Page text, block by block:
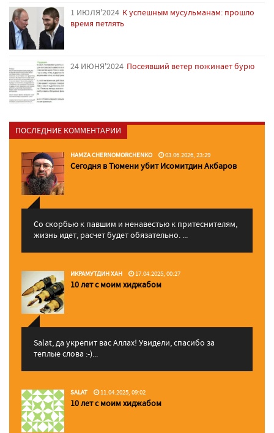
1 ИЮЛЯ'2024 К успешным мусульманам: прошло
время петлять
24 ИЮНЯ'2024 Посеявший ветер пожинает бурю
ПОСЛЕДНИЕ КОММЕНТАРИИ
HAMZA CHERNOMORCHENKO 03.06.2026, 23:29
Сегодня в Тюмени убит Исомитдин Акбаров
Со скорбью к павшим и ненавестью к притеснителям,
жизнь идет, расчет будет обязательно. ...
ИКРАМУТДИН ХАН 17.04.2025, 00:27
10 лет с моим хиджабом
Salat, да укрепит вас Аллаx! Увидели, спасибо за
теплые слова :-)...
SALAT 11.04.2025, 09:02
10 лет с моим хиджабом